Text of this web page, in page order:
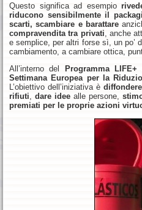
Questo significa ad esempio
riducono sensibilmente il
scarti, scambiare e barattare
compravendita tra privati , anche
e semplice, per altri forse sì, un po’
cambiamento, a cambiare ottica,
All’interno del
Programma
Settimana Europea per la
L’obiettivo dell’iniziativa è
rifiuti,dare idee alle persone,
premiati per le proprie azioni